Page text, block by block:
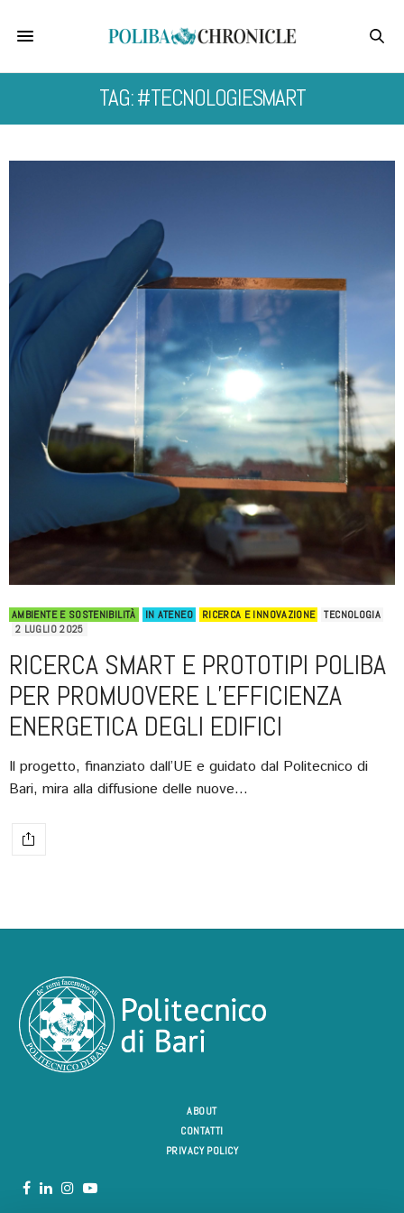
TAG: #TECNOLOGIESMART
AMBIENTE E SOSTENIBILITÀ IN ATENEO RICERCA E INNOVAZIONE
TECNOLOGIA
2 LUGLIO 2025
RICERCA SMART E PROTOTIPI POLIBA
PER PROMUOVERE L’EFFICIENZA
ENERGETICA DEGLI EDIFICI
Il progetto, finanziato dall’UE e guidato dal Politecnico di
Bari, mira alla diffusione delle nuove…
ABOUT
CONTATTI
PRIVACY POLICY